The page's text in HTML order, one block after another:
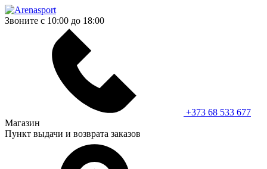
Звоните с 10:00 до 18:00
+373 68 533 677
Магазин
Пункт выдачи и возврата заказов